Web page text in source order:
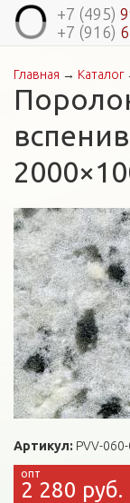
+7 (495)
+7 (916)
Вы здесь
Главная → Каталог
Артикул: PVV-
2 280 руб.